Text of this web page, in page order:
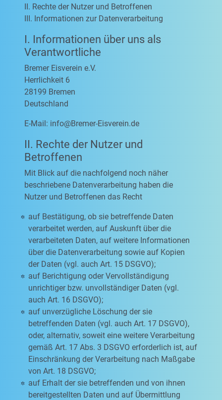
II. Rechte der Nutzer und Betroffenen
III. Informationen zur Datenverarbeitung
I. Informationen über uns als
Verantwortliche
Bremer Eisverein e.V.
Herrlichkeit 6
28199 Bremen
Deutschland
E-Mail: info@Bremer-Eisverein.de
II. Rechte der Nutzer und
Betroffenen
Mit Blick auf die nachfolgend noch näher
beschriebene Datenverarbeitung haben die
Nutzer und Betroffenen das Recht
auf Bestätigung, ob sie betreffende Daten
verarbeitet werden, auf Auskunft über die
verarbeiteten Daten, auf weitere Informationen
über die Datenverarbeitung sowie auf Kopien
der Daten (vgl. auch Art. 15 DSGVO);
auf Berichtigung oder Vervollständigung
unrichtiger bzw. unvollständiger Daten (vgl.
auch Art. 16 DSGVO);
auf unverzügliche Löschung der sie
betreffenden Daten (vgl. auch Art. 17 DSGVO),
oder, alternativ, soweit eine weitere Verarbeitung
gemäß Art. 17 Abs. 3 DSGVO erforderlich ist, auf
Einschränkung der Verarbeitung nach Maßgabe
von Art. 18 DSGVO;
auf Erhalt der sie betreffenden und von ihnen
bereitgestellten Daten und auf Übermittlung